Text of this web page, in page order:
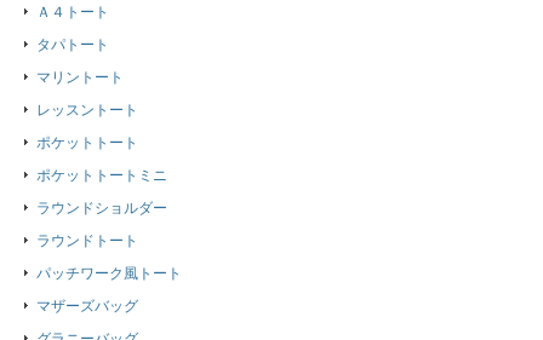
Ａ４トート
タパトート
マリントート
レッスントート
ポケットトート
ポケットトートミニ
ラウンドショルダー
ラウンドトート
パッチワーク風トート
マザーズバッグ